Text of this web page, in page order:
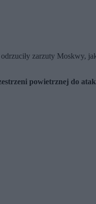
zarzuty Moskwy,
powietrznej do